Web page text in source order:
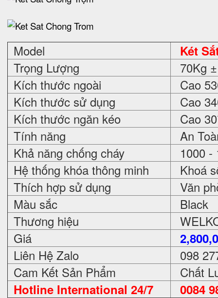
Model Két
Trọng Lượng
70Kg
Kích thước ngoài
Cao
Kích thước sử dụng
Cao
Kích thước ngăn kéo
Cao
Tính năng
An
Khả năng chống cháy
1000 -
Hệ thống khóa thông minh
Khoá
Thích hợp sử dụng
Văn
Màu sắc
Black
Thương hiệu
Giá
Liên Hệ Zalo
098
Cam Kết Sản Phẩm
Chất
Hotline International 24/7 0084